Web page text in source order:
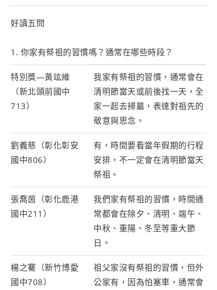
好讀五問
1. 你家有祭祖的習慣嗎？通常在哪些時段？
特別獎—黃竑維
（新北頭前國中
713）
我家有祭祖的習慣，通常會在
清明節當天或前後找一天，全
家一起去掃墓，表達對祖先的
敬意與思念。
劉義慈（彰化彰安
國中806）
有，時間要看當年假期的行程
安排，不一定會在清明節當天
祭祖。
張喬茵（彰化鹿港
國中211）
我們家有祭祖的習慣，時間通
常都會在除夕、清明、端午、
中秋、重陽、冬至等重大節
日。
楊之騫（新竹博愛
國中708）
祖父家沒有祭祖的習慣，但外
公家有，因為怕塞車，通常會